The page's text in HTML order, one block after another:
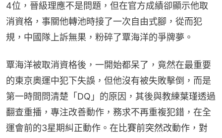
4位，晉級理應不是問題，但在官方成績卻顯示他取
消資格，事關他轉池時接了一次自由式腳，從而犯
規，中國隊上訴無果，粉碎了覃海洋的爭牌夢。
覃海洋被取消資格後，一開始都呆了，竟然在最重要
的東京奧運中犯下失誤，但他沒有被失敗擊倒，而是
第一時間問清楚「DQ」的原因，其後與教練葉瑾透過
翻查重播，專注改善動作，務求不再重複犯錯，在全
運會前的3星期糾正動作。在比賽前突然改動作，對